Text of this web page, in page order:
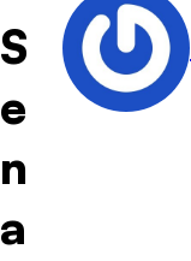
S
e
n
a